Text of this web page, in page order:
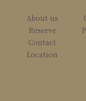
About us
Reserve
Contact
Location